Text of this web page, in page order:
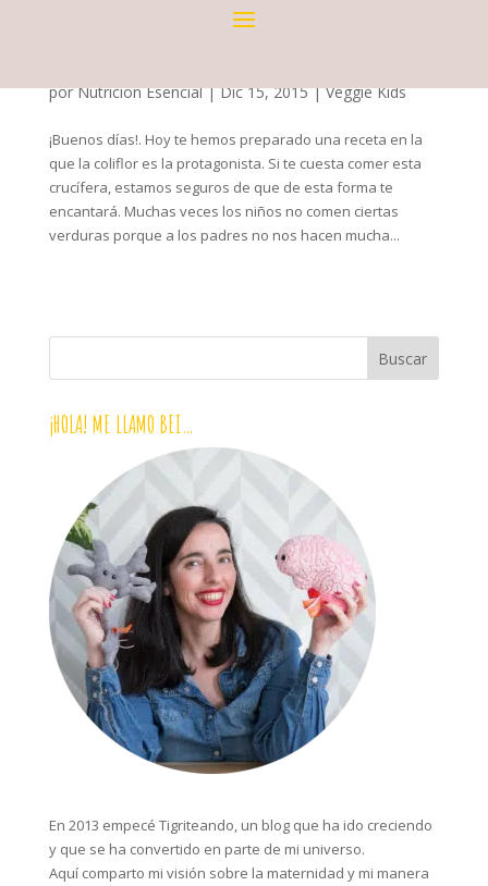
porNutricion Esencial|Dic 15, 2015|Veggie Kids
¡Buenos días!. Hoy te hemos preparado una receta en la
que la coliflor es la protagonista. Si te cuesta comer esta
crucífera, estamos seguros de que de esta forma te
encantará. Muchas veces los niños no comen ciertas
verduras porque a los padres no nos hacen mucha...
¡HOLA! ME LLAMO BEI…
En 2013 empecé Tigriteando, un blog que ha ido creciendo
y que se ha convertido en parte de mi universo.
Aquí comparto mi visión sobre la maternidad y mi manera